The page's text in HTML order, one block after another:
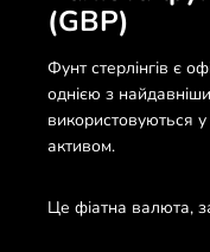
(GBP)
Фунт стерлінгів є
однією з
використовуються
активом.
Це фіатна валюта,